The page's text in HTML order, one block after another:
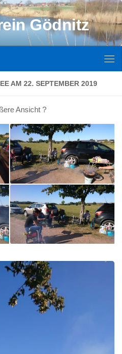
Gödnitz
AM 22. SEPTEMBER 2019
Ansicht ?